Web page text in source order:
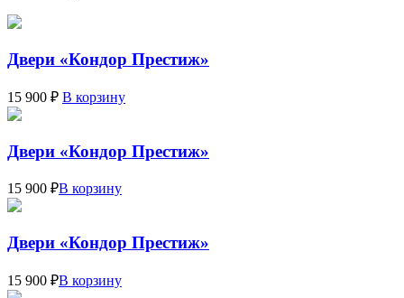
Двери «Кондор Престиж»
15 900 ₽ В корзину
Двери «Кондор Престиж»
15 900 ₽В корзину
Двери «Кондор Престиж»
15 900 ₽В корзину